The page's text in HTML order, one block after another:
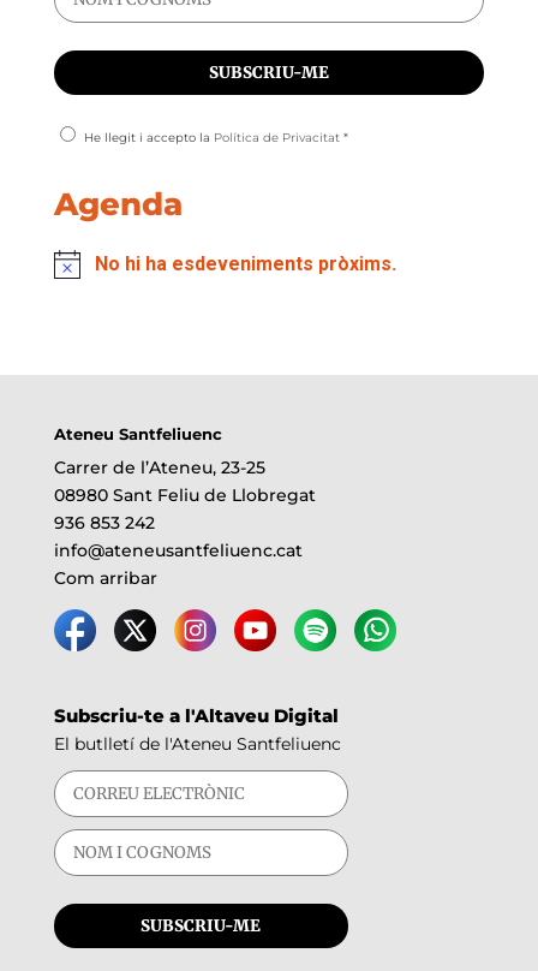
He llegit i accepto la Política de Privacitat*
Agenda
No hi ha esdeveniments pròxims.
Ateneu Santfeliuenc
Carrer de l’Ateneu, 23-25
08980 Sant Feliu de Llobregat
936 853 242
info@ateneusantfeliuenc.cat
Com arribar
Subscriu-te a l'Altaveu Digital
El butlletí de l'Ateneu Santfeliuenc